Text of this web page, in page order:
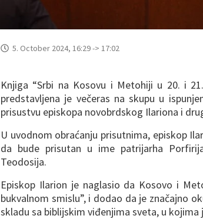
5. October 2024, 16:29 -> 17:02
Knjiga “Srbi na Kosovu i Metohiji u 20. i
predstavljena je večeras na skupu u
prisustvu episkopa novobrdskog Ilariona i
U uvodnom obraćanju prisutnima, episkop
da bude prisutan u ime patrijarha
Teodosija.
Episkop Ilarion je naglasio da Kosovo i
bukvalnom smislu”, i dodao da je značajno
skladu sa biblijskim viđenjima sveta, u kojima